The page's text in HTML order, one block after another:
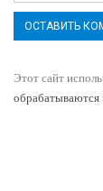
Этот сайт